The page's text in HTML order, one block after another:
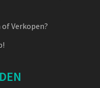
Verkopen?